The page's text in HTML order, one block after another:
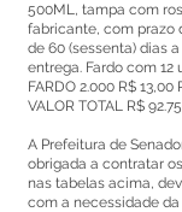
500ML, tampa com
fabricante, com prazo
de 60 (sessenta) dias
entrega. Fardo com 12
FARDO 2.000 R$ 13,00
VALOR TOTAL R$
A Prefeitura de
obrigada a contratar
nas tabelas acima,
com a necessidade